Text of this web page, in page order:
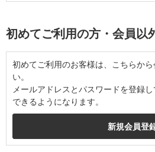
初めてご利用の方・会員以
初めてご利用のお客様は、こちらか
い。
メールアドレスとパスワードを登録
できるようになります。